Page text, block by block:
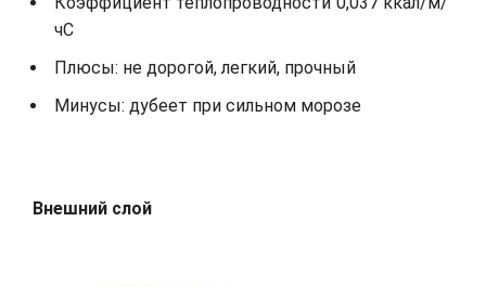
чС
Плюсы: не дорогой, легкий, прочный
Минусы: дубеет при сильном морозе
Внешний слой